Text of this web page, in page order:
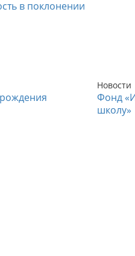
в поклонении
Новости
Фонд
школу»